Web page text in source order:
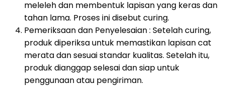
meleleh dan membentuk lapisan yang keras dan
tahan lama. Proses ini disebut curing.
Pemeriksaan dan Penyelesaian : Setelah curing,
produk diperiksa untuk memastikan lapisan cat
merata dan sesuai standar kualitas. Setelah itu,
produk dianggap selesai dan siap untuk
penggunaan atau pengiriman.